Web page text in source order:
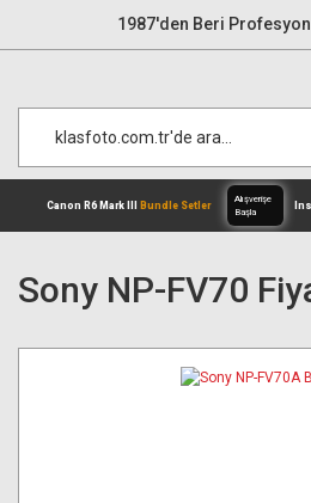
1987'den Beri
Sony NP-FV70